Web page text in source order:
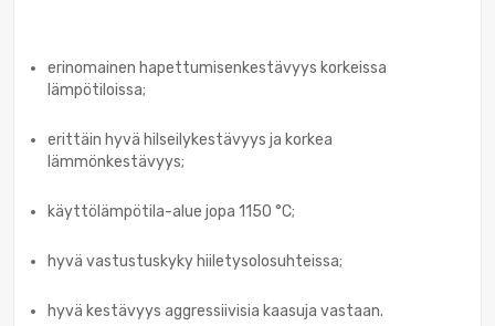
erinomainen hapettumisenkestävyys korkeissa
lämpötiloissa;
erittäin hyvä hilseilykestävyys ja korkea
lämmönkestävyys;
käyttölämpötila-alue jopa 1150 °C;
hyvä vastustuskyky hiiletysolosuhteissa;
hyvä kestävyys aggressiivisia kaasuja vastaan.